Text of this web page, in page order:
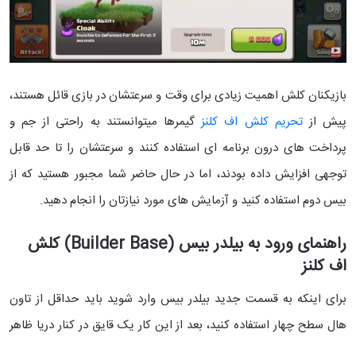
بازیکنان کلش اهمیت زیادی برای وقت و سرعتشان در بازی قائل هستند،
پیش ازتحریم کلش اف کلنزگیمرها میتوانستند به راحتی از جم و
پرداخت های درون برنامه ای استفاده کنند و سرعتشان را تا حد قابل
توجهی افزایش داده بودند، اما در حال حاضر شما مجبور هستید که از
بیس دوم استفاده کنید و آزمایش های مورد نیازتان را انجام دهید.
راهنمای ورود به بیلدر بیس (Builder Base) کلش
اف کلنز
برای اینکه به قسمت جدید بیلدر بیس وارد شوید باید حداقل از تاون
هال سطح چهار استفاده کنید، بعد از این کار یک قایق در کنار دریا ظاهر